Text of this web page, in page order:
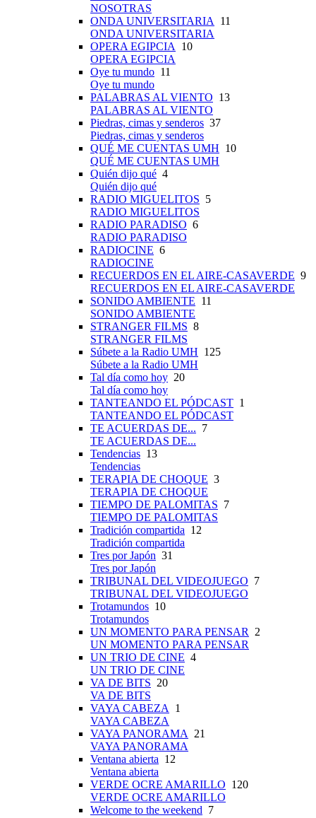
NOSOTRAS
ONDA UNIVERSITARIA
11
ONDA UNIVERSITARIA
OPERA EGIPCIA
10
OPERA EGIPCIA
Oye tu mundo 11
Oye tu mundo
PALABRAS AL VIENTO 13
PALABRAS AL VIENTO
Piedras, cimas y senderos 37
Piedras, cimas y senderos
QUÉ ME CUENTAS UMH 10
QUÉ ME CUENTAS UMH
Quién dijo qué 4
Quién dijo qué
RADIO MIGUELITOS 5
RADIO MIGUELITOS
RADIO PARADISO 6
RADIO PARADISO
RADIOCINE 6
RADIOCINE
RECUERDOS EN EL AIRE-CASAVERDE 9
RECUERDOS EN EL AIRE-CASAVERDE
SONIDO AMBIENTE 11
SONIDO AMBIENTE
STRANGER FILMS 8
STRANGER FILMS
Súbete a la Radio UMH 125
Súbete a la Radio UMH
Tal día como hoy 20
Tal día como hoy
TANTEANDO EL PÓDCAST 1
TANTEANDO EL PÓDCAST
TE ACUERDAS DE... 7
TE ACUERDAS DE...
Tendencias 13
Tendencias
TERAPIA DE CHOQUE 3
TERAPIA DE CHOQUE
TIEMPO DE PALOMITAS 7
TIEMPO DE PALOMITAS
Tradición compartida 12
Tradición compartida
Tres por Japón 31
Tres por Japón
TRIBUNAL DEL VIDEOJUEGO 7
TRIBUNAL DEL VIDEOJUEGO
Trotamundos 10
Trotamundos
UN MOMENTO PARA PENSAR
2
UN MOMENTO PARA PENSAR
UN TRIO DE CINE 4
UN TRIO DE CINE
VA DE BITS 20
VA DE BITS
VAYA CABEZA
1
VAYA CABEZA
VAYA PANORAMA
21
VAYA PANORAMA
Ventana abierta 12
Ventana abierta
VERDE OCRE AMARILLO 120
VERDE OCRE AMARILLO
Welcome to the weekend 7